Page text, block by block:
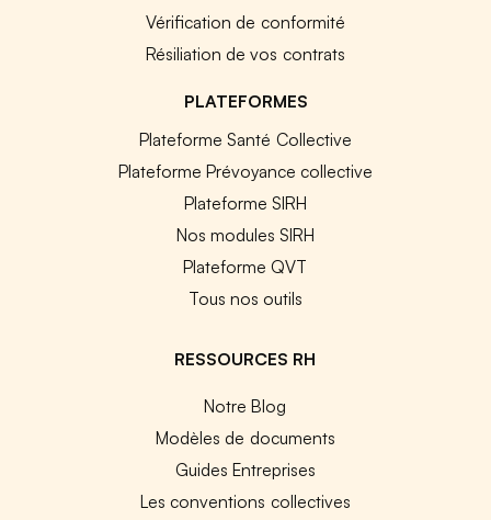
Vérification de conformité
Résiliation de vos contrats
PLATEFORMES
Plateforme Santé Collective
Plateforme Prévoyance collective
Plateforme SIRH
Nos modules SIRH
Plateforme QVT
Tous nos outils
RESSOURCES RH
Notre Blog
Modèles de documents
Guides Entreprises
Les conventions collectives